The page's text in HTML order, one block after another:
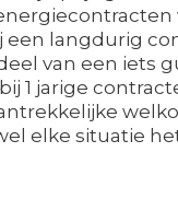
een langdurig
van een iets
1 jarige
elke situatie